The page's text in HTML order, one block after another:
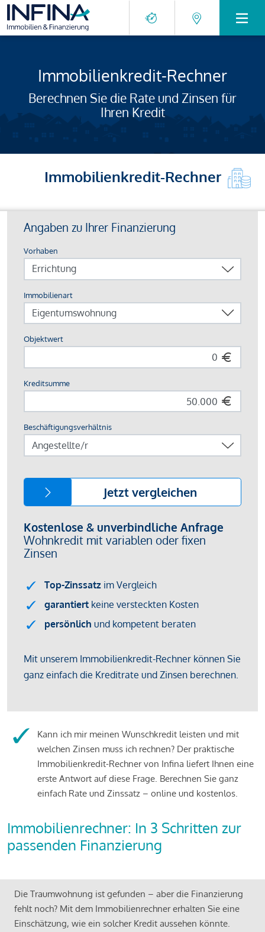
Immobilienkredit-Rechner
Berechnen Sie die Rate und Zinsen für
Ihren Kredit
Immobilienkredit-Rechner
Kann ich mir meinen Wunschkredit leisten und mit
welchen Zinsen muss ich rechnen? Der praktische
Immobilienkredit-Rechner von Infina liefert Ihnen eine
erste Antwort auf diese Frage. Berechnen Sie ganz
einfach Rate und Zinssatz – online und kostenlos.
Immobilienrechner: In 3 Schritten zur
passenden Finanzierung
Die Traumwohnung ist gefunden – aber die Finanzierung
fehlt noch? Mit dem Immobilienrechner erhalten Sie eine
Einschätzung, wie ein solcher Kredit aussehen könnte.